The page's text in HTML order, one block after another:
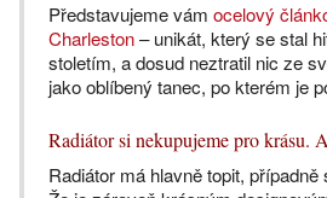
Představujeme vám ocelový
Charleston– unikát, který se stal
stoletím, a dosud neztratil nic ze
jako oblíbený tanec, po kterém je
Radiátor si nekupujeme pro krásu.
Radiátor má hlavně topit,